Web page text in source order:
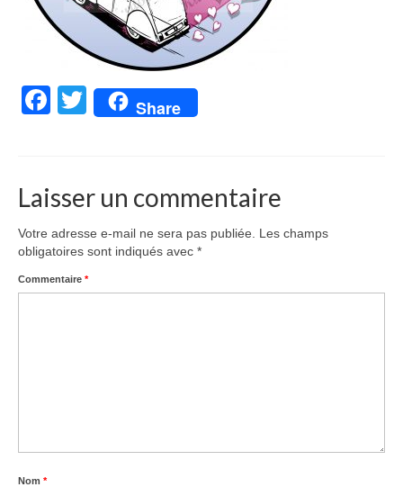
Facebook
Twitter
Share
Laisser un commentaire
Votre adresse e-mail ne sera pas publiée.
Les champs
obligatoires sont indiqués avec *
Commentaire *
Nom *